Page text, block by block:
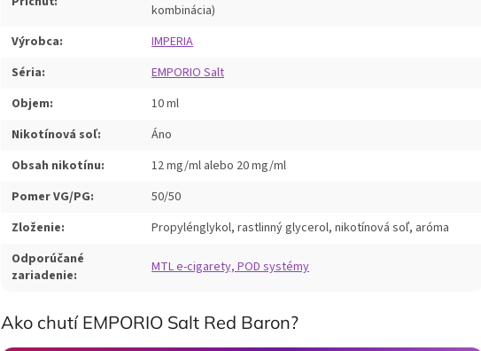
kombinácia)
Výrobca:
IMPERIA
Séria:
EMPORIO Salt
Objem:
10 ml
Nikotínová soľ:
Áno
Obsah nikotínu:
12 mg/ml alebo 20 mg/ml
Pomer VG/PG:
50/50
Zloženie:
Propylénglykol, rastlinný glycerol, nikotínová soľ, aróma
Odporúčané
zariadenie:
MTL e-cigarety, POD systémy
Ako chutí EMPORIO Salt Red Baron?